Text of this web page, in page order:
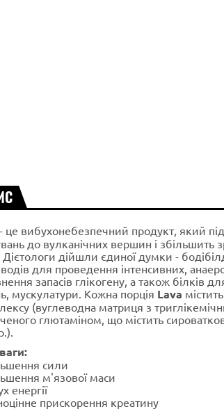
- це вибухонебезпечний продукт, який
до вулканічних вершин і збільшить
дійшли єдиної думки -
для проведення інтенсивних,
запасів глікогену, а також білків
мускулатури. Кожна порція Lava
(вуглеводна матриця з
глютаміном, що містить
сили
м'язової маси
енергії
прискорення креатину